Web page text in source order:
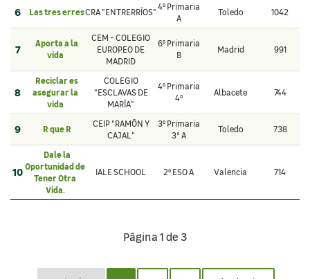
6 Las tres erresCRA "ENTRERRÍOS"4º Primaria
A
Toledo 1042
7
Aporta a la
vida
CEM - COLEGIO
EUROPEO DE
MADRID
6º Primaria
B
Madrid 991
8
Reciclar es
asegurar la
vida
COLEGIO
"ESCLAVAS DE
MARÍA"
4º Primaria
4º
Albacete 744
9 R que R
CEIP "RAMÓN Y
CAJAL"
3º Primaria
3° A
Toledo 738
10
Dale la
Oportunidad de
Tener Otra
Vida.
IALE SCHOOL 2º ESO A Valencia 714
Página 1 de 3